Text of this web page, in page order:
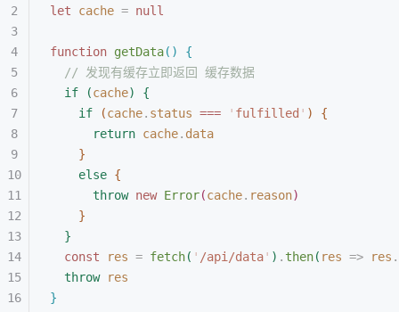
let cache = null
function getData( )
{
// 发现有缓存立即返回 缓存数据
if
(cache)
{
if
(cache. status === ' fulfilled ' )
{
return cache. data
}
else {
throw new Error(cache. reason)
}
}
const
res = fetch( ' /api/data' ) . then( res => res .
throw res
}